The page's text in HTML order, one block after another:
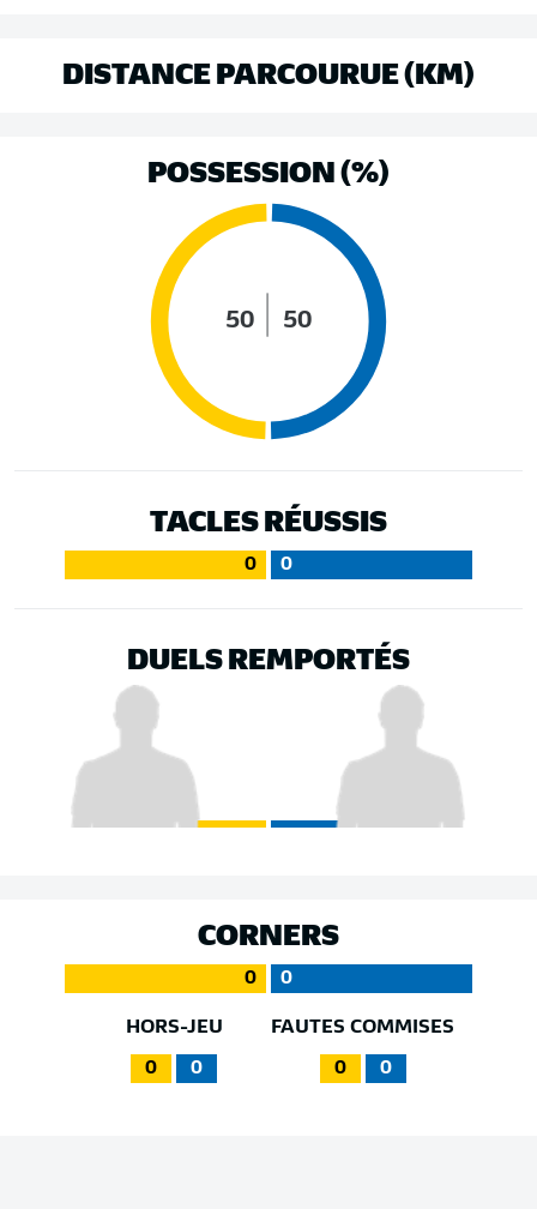
DISTANCE PARCOURUE (KM)
POSSESSION (%)
50 50
TACLES RÉUSSIS
0 0
DUELS REMPORTÉS
CORNERS
0 0
HORS-JEU
0 0
FAUTES COMMISES
0 0